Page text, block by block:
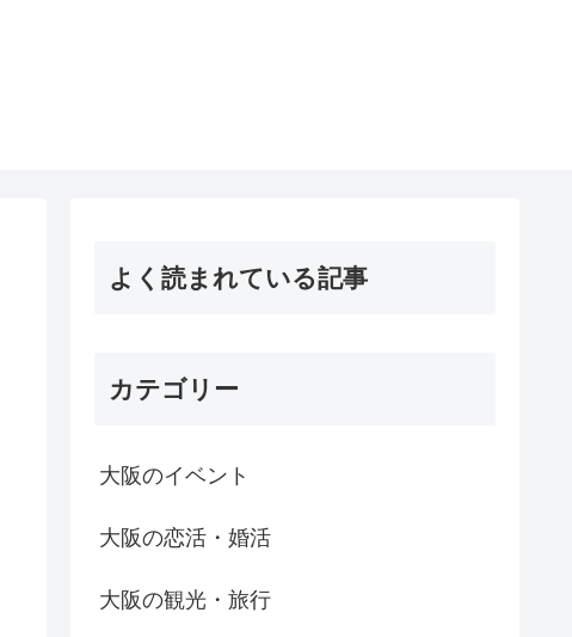
よく読まれている記事
カテゴリー
大阪のイベント
大阪の恋活・婚活
大阪の観光・旅行